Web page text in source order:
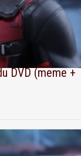
DVD (meme +